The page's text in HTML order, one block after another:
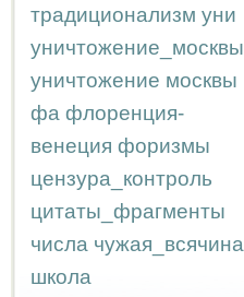
традиционализм уни
уничтожение_москвы
уничтожение москвы
фа флоренция-
венеция форизмы
цензура_контроль
цитаты_фрагменты
числа чужая_всячина
школа